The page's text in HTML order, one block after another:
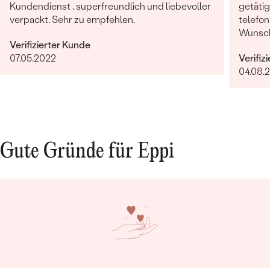
Kundendienst , superfreundlich und liebevoller
verpackt. Sehr zu empfehlen.
Verifizierter Kunde
07.05.2022
Gute Gründe für Eppi